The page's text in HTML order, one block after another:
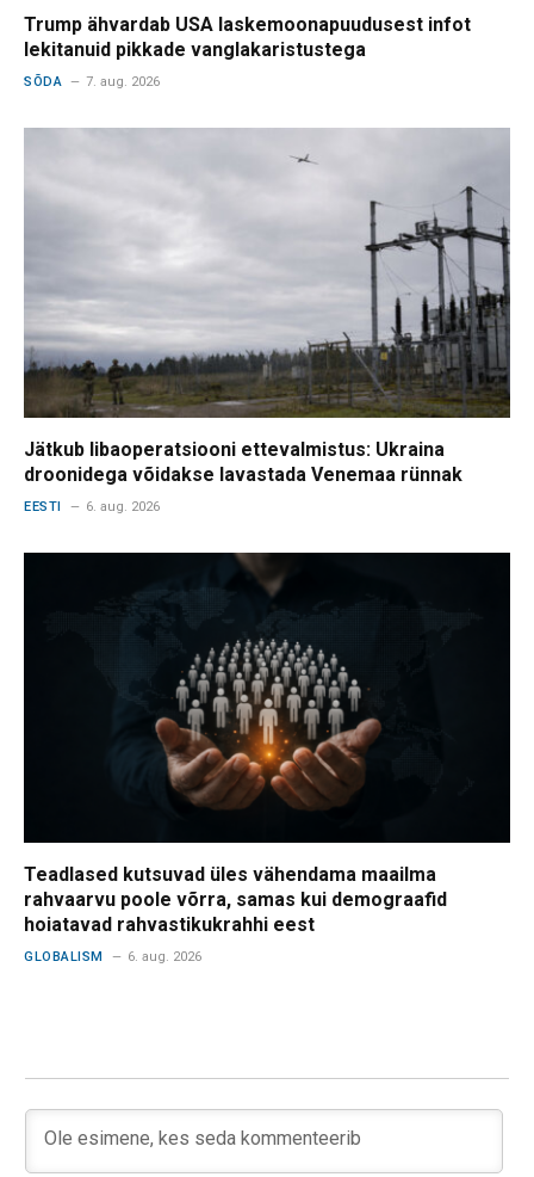
Trump ähvardab USA laskemoonapuudusest infot
lekitanuid pikkade vanglakaristustega
SÕDA 7. aug. 2026
Jätkub libaoperatsiooni ettevalmistus: Ukraina
droonidega võidakse lavastada Venemaa rünnak
EESTI 6. aug. 2026
Teadlased kutsuvad üles vähendama maailma
rahvaarvu poole võrra, samas kui demograafid
hoiatavad rahvastikukrahhi eest
GLOBALISM 6. aug. 2026